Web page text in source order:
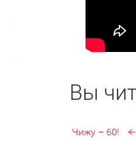
Вы
Чижу – 60!